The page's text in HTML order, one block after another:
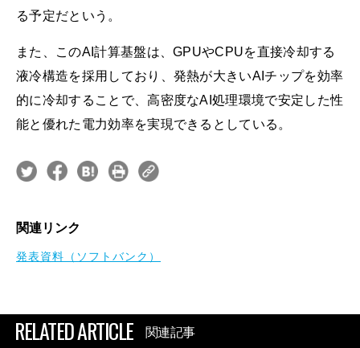
る予定だという。
また、このAI計算基盤は、GPUやCPUを直接冷却する
液冷構造を採用しており、発熱が大きいAIチップを効率
的に冷却することで、高密度なAI処理環境で安定した性
能と優れた電力効率を実現できるとしている。
関連リンク
発表資料（ソフトバンク）
RELATED ARTICLE 関連記事